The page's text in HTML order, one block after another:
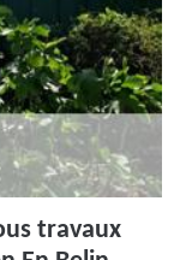
travaux